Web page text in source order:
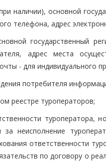
наличии), основной
телефона, адрес
государственный
адрес места
- для индивидуального
потребителя
реестре туроператоров;
туроператора,
за неисполнение
ответственности
по договору о